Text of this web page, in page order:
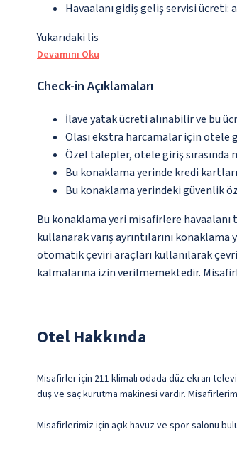
Havaalanı gidiş geliş servisi ücreti:
Yukarıdaki lis
Devamını Oku
Check-in Açıklamaları
İlave yatak ücreti alınabilir ve bu
Olası ekstra harcamalar için
Özel talepler, otele giriş
Bu konaklama yerinde kredi
Bu konaklama yerindeki güvenlik
Bu konaklama yeri misafirlere
kullanarak varış ayrıntılarını
otomatik çeviri araçları kullanılarak
kalmalarına izin verilmemektedir.
Otel Hakkında
Misafirler için 211 klimalı odada düz ekran
duş ve saç kurutma makinesi vardır.
Misafirlerimiz için açık havuz ve spor salonu